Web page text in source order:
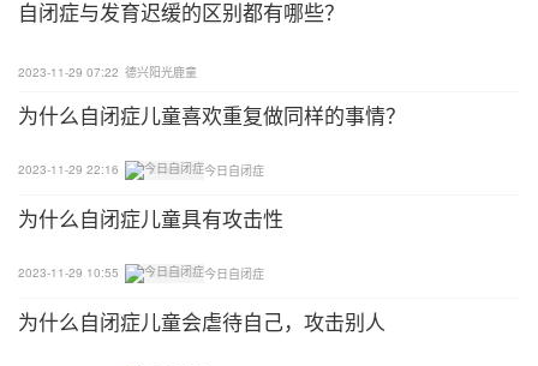
自闭症与发育迟缓的区别都有哪些？
2023-11-29 07:22 德兴阳光鹿童
为什么自闭症儿童喜欢重复做同样的事情？
2023-11-29 22:16 今日自闭症
为什么自闭症儿童具有攻击性
2023-11-29 10:55 今日自闭症
为什么自闭症儿童会虐待自己，攻击别人